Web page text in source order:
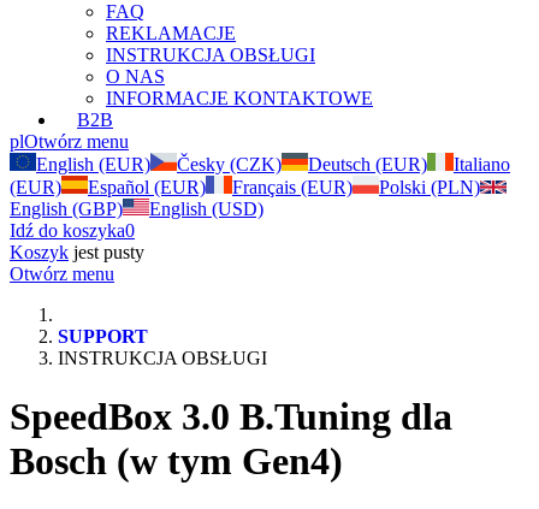
FAQ
REKLAMACJE
INSTRUKCJA OBSŁUGI
O NAS
INFORMACJE KONTAKTOWE
B2B
plOtwórz menu
English (EUR)
Česky (CZK) Deutsch (EUR)
Italiano
(EUR)
Español (EUR) Français (EUR)
Polski (PLN)
English (GBP)
English (USD)
Idź do koszyka0
Koszyk jest pusty
Otwórz menu
SUPPORT
INSTRUKCJA OBSŁUGI
SpeedBox 3.0 B.Tuning dla
Bosch (w tym Gen4)